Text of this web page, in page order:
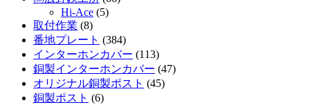
Hi-Ace (5)
取付作業 (8)
番地プレート (384)
インターホンカバー (113)
銅製インターホンカバー (47)
オリジナル銅製ポスト (45)
銅製ポスト (6)